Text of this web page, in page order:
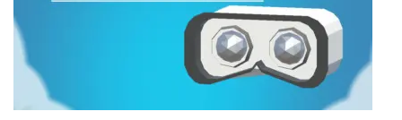
U-15メタバースプログラミング講座
入学案内
受講生紹介